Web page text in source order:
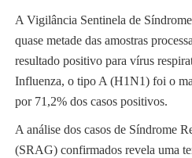
A Vigilância Sentinela de
quase metade das amostras
resultado positivo para vírus
Influenza, o tipo A (H1N1) foi o
por 71,2% dos casos positivos.
A análise dos casos de Síndrome
(SRAG) confirmados revela uma